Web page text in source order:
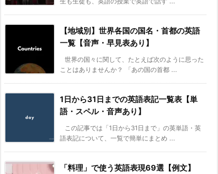
【地域別】世界各国の国名・首都の英語
一覧【音声・早見表あり】
世界の国々に関して、たとえば次のように思った
ことはありませんか？ 「あの国の首都 ...
1日から31日までの英語表記一覧表【単
語・スペル・音声あり】
この記事では「1日から31日まで」の英単語・英
語表記について、一覧で簡単にまとめ ...
「料理」で使う英語表現69選【例文】